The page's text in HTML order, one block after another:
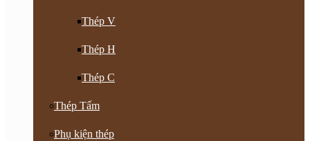
Thép V
Thép H
Thép C
Thép Tấm
Phụ kiện thép